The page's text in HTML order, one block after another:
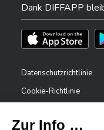
Dank DIFFAPP
Téléchargez l'app
Datenschutzrichtlinie
Cookie-Richtlinie
Erklärung zur